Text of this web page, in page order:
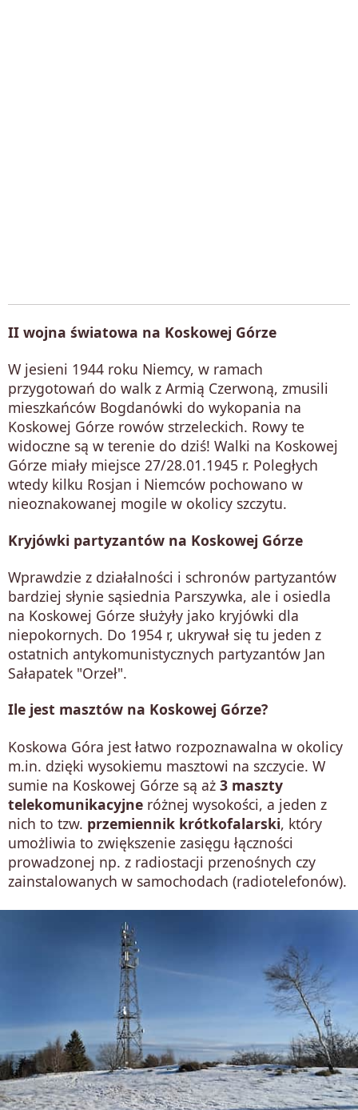
II wojna światowa na Koskowej Górze
W jesieni 1944 roku Niemcy, w ramach
przygotowań do walk z Armią Czerwoną, zmusili
mieszkańców Bogdanówki do wykopania na
Koskowej Górze rowów strzeleckich. Rowy te
widoczne są w terenie do dziś! Walki na Koskowej
Górze miały miejsce 27/28.01.1945 r. Poległych
wtedy kilku Rosjan i Niemców pochowano w
nieoznakowanej mogile w okolicy szczytu.
Kryjówki partyzantów na Koskowej Górze
Wprawdzie z działalności i schronów partyzantów
bardziej słynie sąsiednia Parszywka, ale i osiedla
na Koskowej Górze służyły jako kryjówki dla
niepokornych. Do 1954 r, ukrywał się tu jeden z
ostatnich antykomunistycznych partyzantów Jan
Sałapatek "Orzeł".
Ile jest masztów na Koskowej Górze?
Koskowa Góra jest łatwo rozpoznawalna w okolicy
m.in. dzięki wysokiemu masztowi na szczycie. W
sumie na Koskowej Górze są aż 3 maszty
telekomunikacyjne różnej wysokości, a jeden z
nich to tzw. przemiennik krótkofalarski, który
umożliwia to zwiększenie zasięgu łączności
prowadzonej np. z radiostacji przenośnych czy
zainstalowanych w samochodach (radiotelefonów).